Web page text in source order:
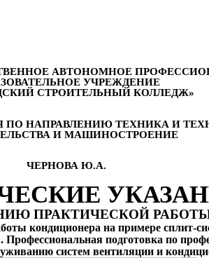
АВТОНОМНОЕ
УЧРЕЖДЕНИЕ
СТРОИТЕЛЬНЫЙ КОЛЛЕДЖ»
НАПРАВЛЕНИЮ ТЕХНИКА И
И МАШИНОСТРОЕНИЕ
ЧЕРНОВА Ю.А.
ПРАКТИЧЕСКОЙ
кондиционера на примере сплит-
подготовка по
систем вентиляции и